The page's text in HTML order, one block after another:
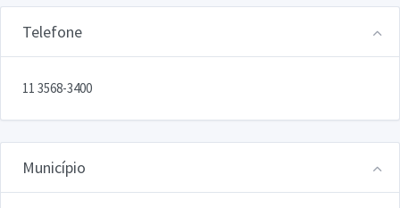
Telefone
11 3568-3400
Município